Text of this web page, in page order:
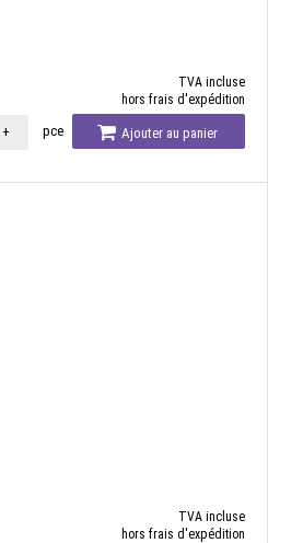
TVA incluse
hors frais d'expédition
+ pce Ajouter au panier
TVA incluse
hors frais d'expédition